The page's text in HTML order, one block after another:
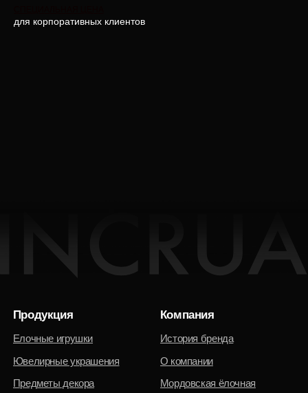
для корпоративных клиентов